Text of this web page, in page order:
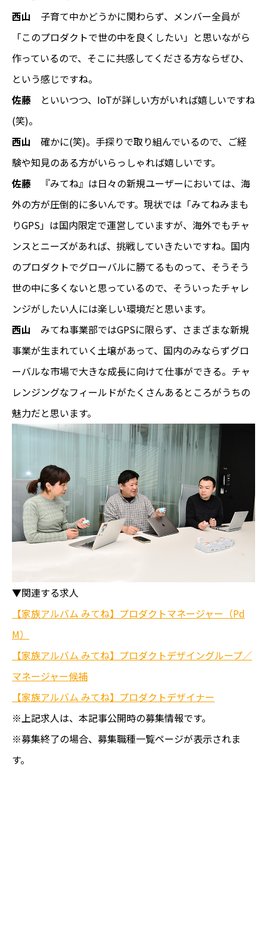
西山 子育て中かどうかに関わらず、メンバー全員が
「このプロダクトで世の中を良くしたい」と思いながら
作っているので、そこに共感してくださる方ならぜひ、
という感じですね。
佐藤 といいつつ、IoTが詳しい方がいれば嬉しいですね
(笑)。
西山 確かに(笑)。手探りで取り組んでいるので、ご経
験や知見のある方がいらっしゃれば嬉しいです。
佐藤 『みてね』は日々の新規ユーザーにおいては、海
外の方が圧倒的に多いんです。現状では「みてねみまも
りGPS」は国内限定で運営していますが、海外でもチャ
ンスとニーズがあれば、挑戦していきたいですね。国内
のプロダクトでグローバルに勝てるものって、そうそう
世の中に多くないと思っているので、そういったチャレ
ンジがしたい人には楽しい環境だと思います。
西山 みてね事業部ではGPSに限らず、さまざまな新規
事業が生まれていく土壌があって、国内のみならずグロ
ーバルな市場で大きな成長に向けて仕事ができる。チャ
レンジングなフィールドがたくさんあるところがうちの
魅力だと思います。
▼関連する求人
【家族アルバム みてね】プロダクトマネージャー（Pd
M）
【家族アルバム みてね】プロダクトデザイングループ／
マネージャー候補
【家族アルバム みてね】プロダクトデザイナー
※上記求人は、本記事公開時の募集情報です。
※募集終了の場合、募集職種一覧ページが表示されま
す。